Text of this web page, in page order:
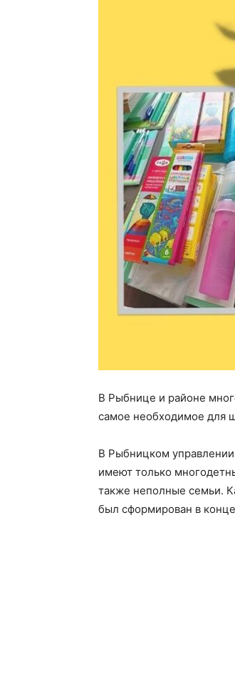
В Рыбнице и районе
самое необходимое для
В Рыбницком управлении
имеют только
также неполные семьи.
был сформирован в